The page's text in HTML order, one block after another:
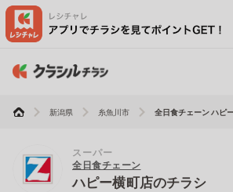
新潟県 糸魚川市 全日食チェーン ハピ
スーパー
全日食チェーン
ハピー横町店のチラシ